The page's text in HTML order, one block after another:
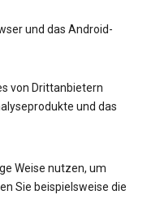
und das Android-
von Drittanbietern
und das
Weise nutzen, um
Sie beispielsweise die